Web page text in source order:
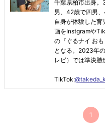
千葉県柏市出身
男、42歳で四男
自身が体験した育
画をInstgramや
の『ぐるナイ お
となる。2023年
レビ）では準決勝
TikTok:
1